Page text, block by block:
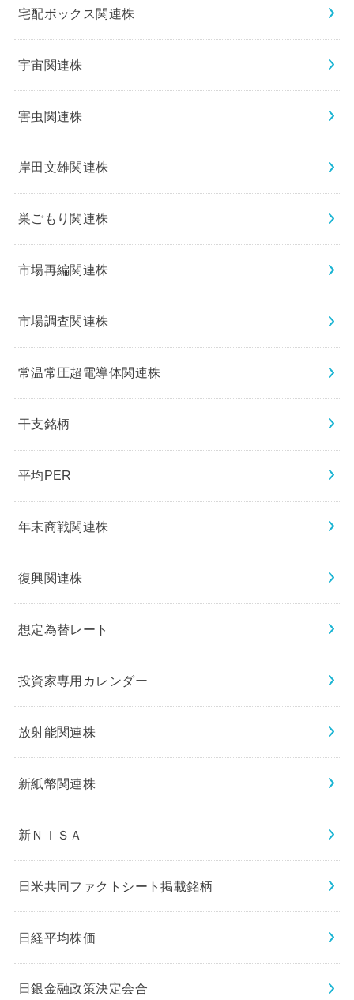
宅配ボックス関連株
宇宙関連株
害虫関連株
岸田文雄関連株
巣ごもり関連株
市場再編関連株
市場調査関連株
常温常圧超電導体関連株
干支銘柄
平均PER
年末商戦関連株
復興関連株
想定為替レート
投資家専用カレンダー
放射能関連株
新紙幣関連株
新ＮＩＳＡ
日米共同ファクトシート掲載銘柄
日経平均株価
日銀金融政策決定会合